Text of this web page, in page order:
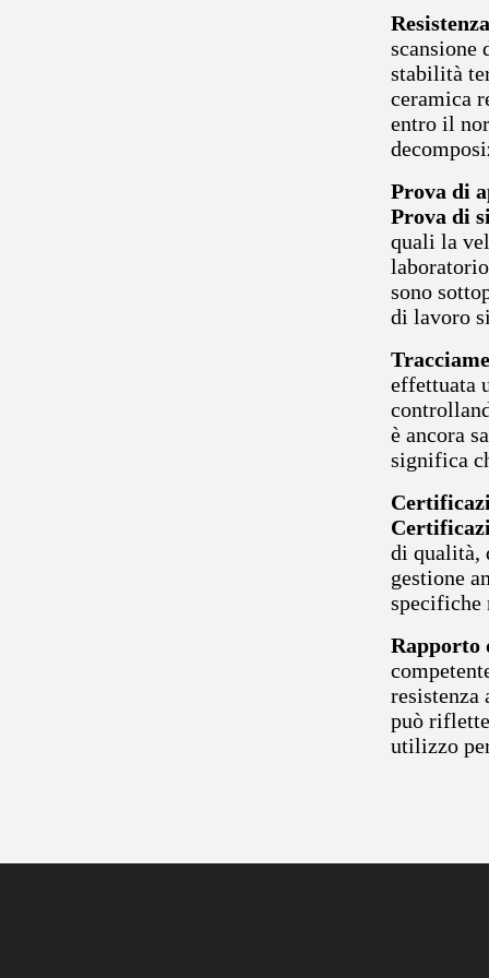
scansione
stabilità
ceramica
entro il
Prova di
Prova di
quali la
sono
di lavoro
effettuata
è ancora
significa
di qualità,
gestione
specifiche
Rapporto
resistenza
può
utilizzo